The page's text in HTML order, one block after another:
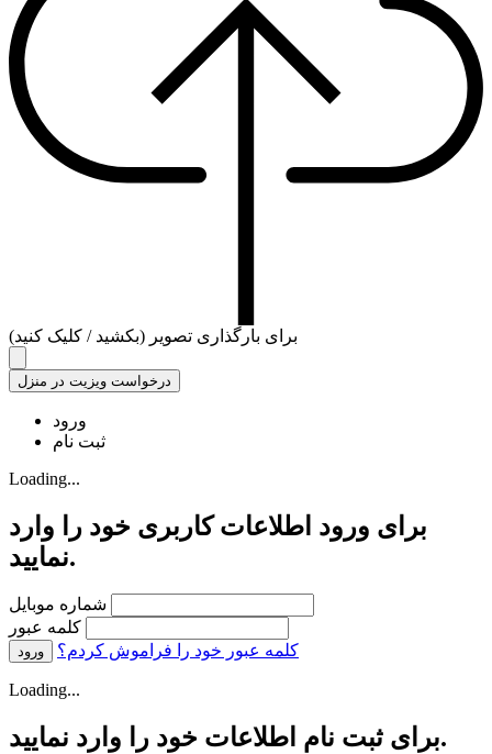
برای بارگذاری تصویر (بکشید / کلیک کنید)
ورود
ثبت نام
Loading...
برای ورود اطلاعات کاربری خود را وارد
نمایید.
شماره موبایل
کلمه عبور
کلمه عبور خود را فراموش کردم؟
Loading...
برای ثبت نام اطلاعات خود را وارد نمایید.